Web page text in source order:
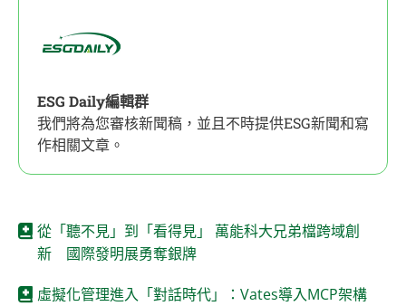
ESG Daily編輯群
我們將為您審核新聞稿，並且不時提供ESG新聞和寫
作相關文章。
從「聽不見」到「看得見」 萬能科大兄弟檔跨域創
新 國際發明展勇奪銀牌
虛擬化管理進入「對話時代」：Vates導入MCP架構